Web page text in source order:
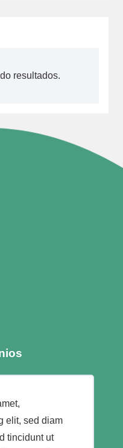
resultados.
elit, sed diam
tincidunt ut